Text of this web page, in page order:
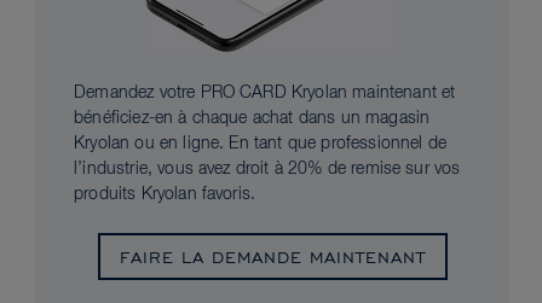
Demandez votre PRO CARD Kryolan maintenant et
bénéficiez-en à chaque achat dans un magasin
Kryolan ou en ligne. En tant que professionnel de
l’industrie, vous avez droit à 20% de remise sur vos
produits Kryolan favoris.
FAIRE LA DEMANDE MAINTENANT